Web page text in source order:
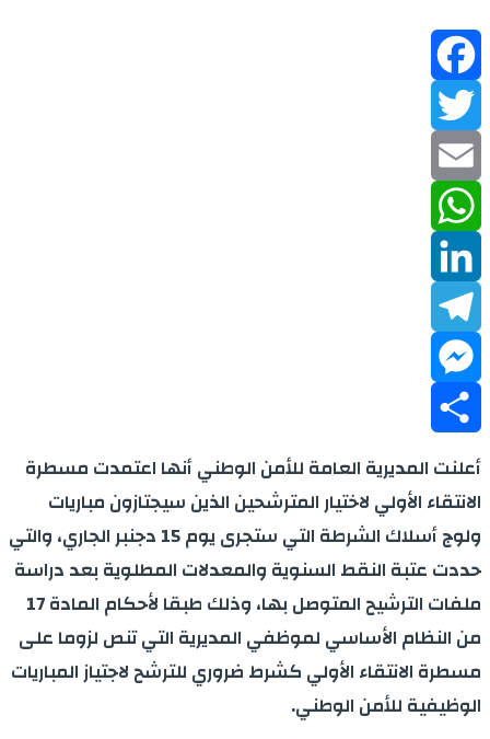
Facebook
Twitter
Email
WhatsApp
LinkedIn
Telegram
Messenger
Share
أعلنت المديرية العامة للأمن الوطني أنها اعتمدت مسطرة
الانتقاء الأولي لاختيار المترشحين الذين سيجتازون مباريات
ولوج أسلاك الشرطة التي ستجرى يوم 15 دجنبر الجاري، والتي
حددت عتبة النقط السنوية والمعدلات المطلوية بعد دراسة
ملفات الترشيح المتوصل بها، وذلك طبقا لأحكام المادة 17
من النظام الأساسي لموظفي المديرية التي تنص لزوما على
مسطرة الانتقاء الأولي كشرط ضروري للترشح لاجتياز المباريات
الوظيفية للأمن الوطني.